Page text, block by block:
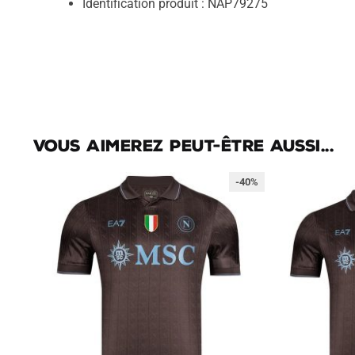
Identification produit : NAP79275
Vous aimerez peut-être aussi...
-40%